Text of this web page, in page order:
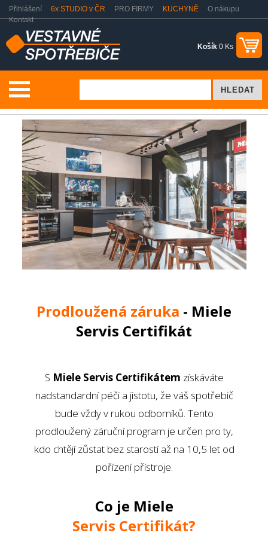
Přihlášení 6x STUDIO v ČR PRO FIRMY KUCHYNĚ
O nákupu
Kontakt
Košík 0 Ks
Prodloužená záruka - Miele
Servis Certifikát
S Miele Servis Certifikátem získáváte
nadstandardní péči a jistotu, že váš spotřebič
bude vždy v rukou odborníků. Tento
prodloužený záruční program je určen pro ty,
kdo chtějí zůstat bez starostí až na 10,5 let od
pořízení přístroje.
Co je Miele
Servis Certifikát?